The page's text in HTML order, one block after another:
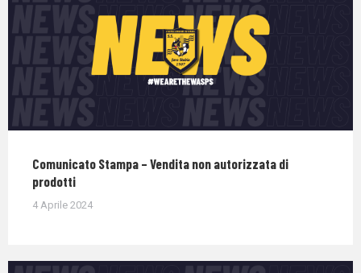
Comunicato Stampa – Vendita non autorizzata di
prodotti
4 Aprile 2024